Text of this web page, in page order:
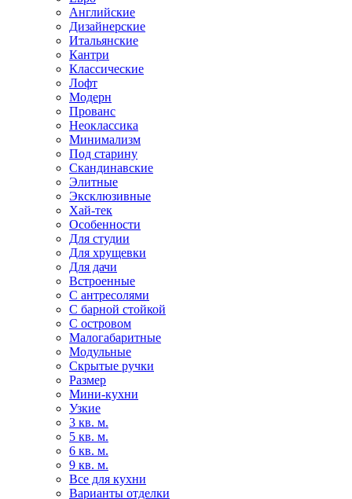
Английские
Дизайнерские
Итальянские
Кантри
Классические
Лофт
Модерн
Прованс
Неоклассика
Минимализм
Под старину
Скандинавские
Элитные
Эксклюзивные
Хай-тек
Особенности
Для студии
Для хрущевки
Для дачи
Встроенные
С антресолями
С барной стойкой
С островом
Малогабаритные
Модульные
Скрытые ручки
Размер
Мини-кухни
Узкие
3 кв. м.
5 кв. м.
6 кв. м.
9 кв. м.
Все для кухни
Варианты отделки